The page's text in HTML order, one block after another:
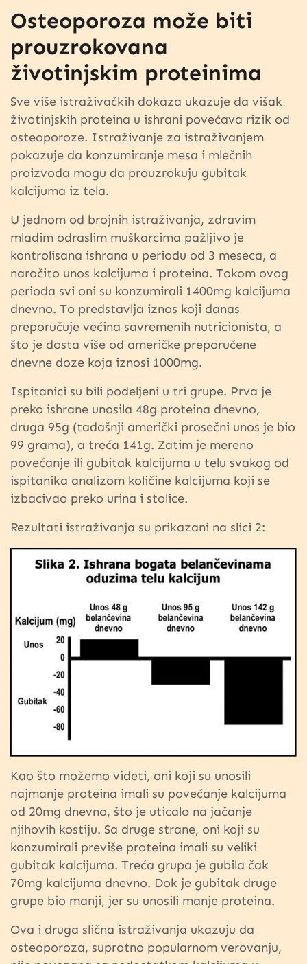
Osteoporoza može biti
prouzrokovana
životinjskim proteinima
Sve više istraživačkih dokaza ukazuje da višak
životinjskih proteina u ishrani povećava rizik od
osteoporoze. Istraživanje za istraživanjem
pokazuje da konzumiranje mesa i mlečnih
proizvoda mogu da prouzrokuju gubitak
kalcijuma iz tela.
U jednom od brojnih istraživanja, zdravim
mladim odraslim muškarcima pažljivo je
kontrolisana ishrana u periodu od 3 meseca, a
naročito unos kalcijuma i proteina. Tokom ovog
perioda svi oni su konzumirali 1400mg kalcijuma
dnevno. To predstavlja iznos koji danas
preporučuje većina savremenih nutricionista, a
što je dosta više od američke preporučene
dnevne doze koja iznosi 1000mg.
Ispitanici su bili podeljeni u tri grupe. Prva je
preko ishrane unosila 48g proteina dnevno,
druga 95g (tadašnji američki prosečni unos je bio
99 grama), a treća 141g. Zatim je mereno
povećanje ili gubitak kalcijuma u telu svakog od
ispitanika analizom količine kalcijuma koji se
izbacivao preko urina i stolice.
Rezultati istraživanja su prikazani na slici 2:
Kao što možemo videti, oni koji su unosili
najmanje proteina imali su povećanje kalcijuma
od 20mg dnevno, što je uticalo na jačanje
njihovih kostiju. Sa druge strane, oni koji su
konzumirali previše proteina imali su veliki
gubitak kalcijuma. Treća grupa je gubila čak
70mg kalcijuma dnevno. Dok je gubitak druge
grupe bio manji, jer su unosili manje proteina.
Ova i druga slična istraživanja ukazuju da
osteoporoza, suprotno popularnom verovanju,